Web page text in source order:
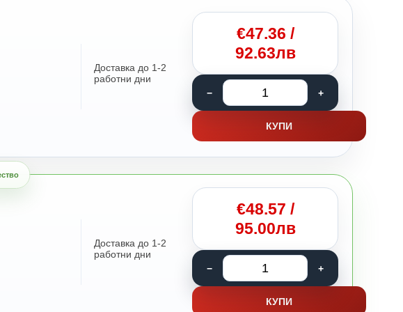
Доставка до 1-2
работни дни
€47.36 /
92.63лв
КУПИ
Доставка до 1-2
работни дни
€48.57 /
95.00лв
КУПИ